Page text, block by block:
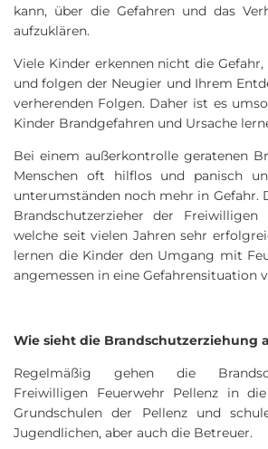
kann, über die Gefahren und das
aufzuklären.
Viele Kinder erkennen nicht die
und folgen der Neugier und Ihrem
verherenden Folgen. Daher ist es
Kinder Brandgefahren und Ursache
Bei einem außerkontrolle geratenen
Menschen oft hilflos und panisch
unterumständen noch mehr in Gefahr.
Brandschutzerzieher der Freiwilligen
welche seit vielen Jahren sehr
lernen die Kinder den Umgang mit
angemessen in eine Gefahrensituation
Wie sieht die Brandschutzerziehung
Regelmäßig gehen die
Freiwilligen Feuerwehr Pellenz in
Grundschulen der Pellenz und
Jugendlichen, aber auch die Betreuer.